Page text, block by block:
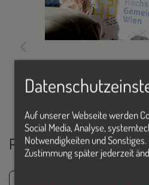
Pressemeldungen
Auf unserer Webseite werden
Social Media, Analyse,
Notwendigkeiten und
Zustimmung später jederzeit